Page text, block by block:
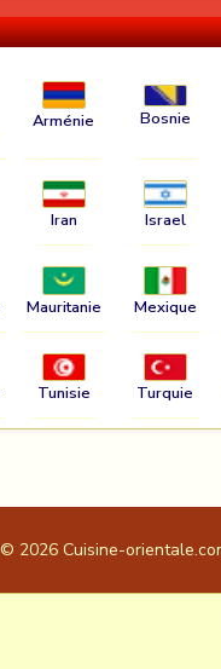
Arménie Bosnie
Iran Israel
Mauritanie Mexique
Tunisie Turquie
© 2026 Cuisine-